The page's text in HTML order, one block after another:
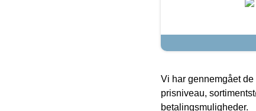
Vi har gennemgået
prisniveau,
betalingsmuligheder.